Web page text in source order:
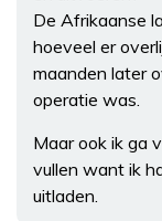
De Afrikaanse
hoeveel er
maanden later
operatie was.
Maar ook ik ga
vullen want ik
uitladen.